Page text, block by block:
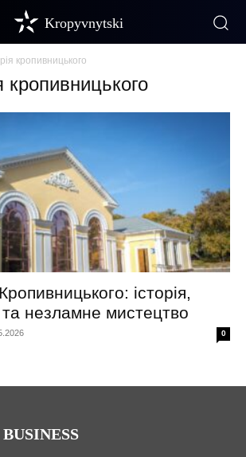
Kropyvnytski
кропивницького
кропивницького
історія,
та незламне мистецтво
0